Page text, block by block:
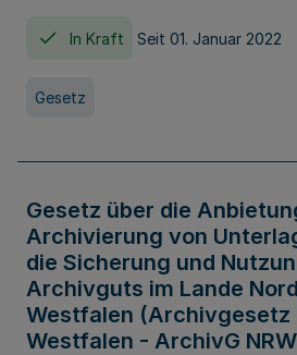
In Kraft Seit 01. Januar 2022
Gesetz
Gesetz über die
Archivierung von
die Sicherung und
Archivguts im Lande
Westfalen (Archivgesetz
Westfalen - ArchivG